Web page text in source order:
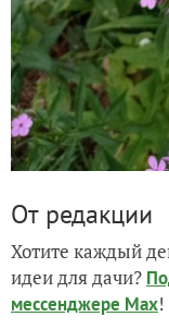
От редакции
Хотите каждый
идеи для дачи?
мессенджере Max!